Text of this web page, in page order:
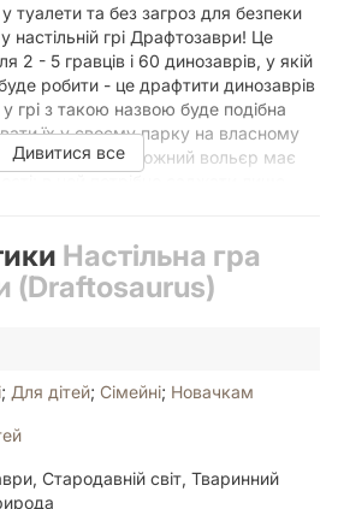
туалети та без загроз для безпеки
настільній грі Драфтозаври! Це
2 - 5 гравців і 60 динозаврів, у якій
робити - це драфтити динозаврів
грі з такою назвою буде подібна
їх у своєму парку на власному
вольєрах. Кожний вольєр має
що найбільше припав до душі,
у нове житло, а інших - передають
перші 6, привезуть другу
куди треба, а куди не треба - не
умовного «директора-хвалька»,
у вас в парку на лісовій стороні! Або
що сьогодні найкраще
купання тиранозавра, тому до
Дивитися все
Настільна гра
(Draftosaurus)
; Для дітей; Сімейні; Новачкам
Стародавній світ, Тваринний